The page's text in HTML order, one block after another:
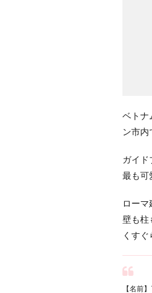
ベトナ
ン市内
ガイ
最も可
ロー
壁も柱
くす
【名前